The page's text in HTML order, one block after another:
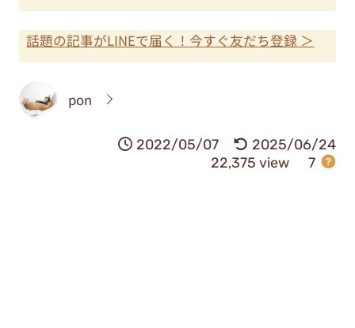
話題の記事がLINEで届く！今すぐ友だち登録 ＞
pon
2022/05/07
2025/06/24
22,375 view
7